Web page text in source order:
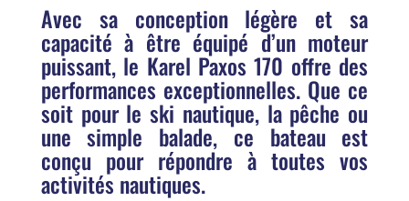
Avec sa conception légère et sa
capacité à être équipé d’un moteur
puissant, le Karel Paxos 170 offre des
performances exceptionnelles. Que ce
soit pour le ski nautique, la pêche ou
une simple balade, ce bateau est
conçu pour répondre à toutes vos
activités nautiques.